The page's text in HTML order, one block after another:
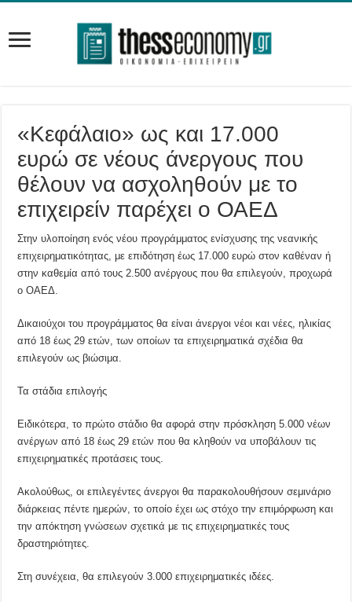
«Κεφάλαιο» ως και 17.000
ευρώ σε νέους άνεργους που
θέλουν να ασχοληθούν με το
επιχειρείν παρέχει ο ΟΑΕΔ
Στην υλοποίηση ενός νέου προγράμματος ενίσχυσης της νεανικής
επιχειρηματικότητας, με επιδότηση έως 17.000 ευρώ στον καθέναν ή
στην καθεμία από τους 2.500 ανέργους που θα επιλεγούν, προχωρά
ο ΟΑΕΔ.
Δικαιούχοι του προγράμματος θα είναι άνεργοι νέοι και νέες, ηλικίας
από 18 έως 29 ετών, των οποίων τα επιχειρηματικά σχέδια θα
επιλεγούν ως βιώσιμα.
Τα στάδια επιλογής
Ειδικότερα, το πρώτο στάδιο θα αφορά στην πρόσκληση 5.000 νέων
ανέργων από 18 έως 29 ετών που θα κληθούν να υποβάλουν τις
επιχειρηματικές προτάσεις τους.
Ακολούθως, οι επιλεγέντες άνεργοι θα παρακολουθήσουν σεμινάριο
διάρκειας πέντε ημερών, το οποίο έχει ως στόχο την επιμόρφωση και
την απόκτηση γνώσεων σχετικά με τις επιχειρηματικές τους
δραστηριότητες.
Στη συνέχεια, θα επιλεγούν 3.000 επιχειρηματικές ιδέες.